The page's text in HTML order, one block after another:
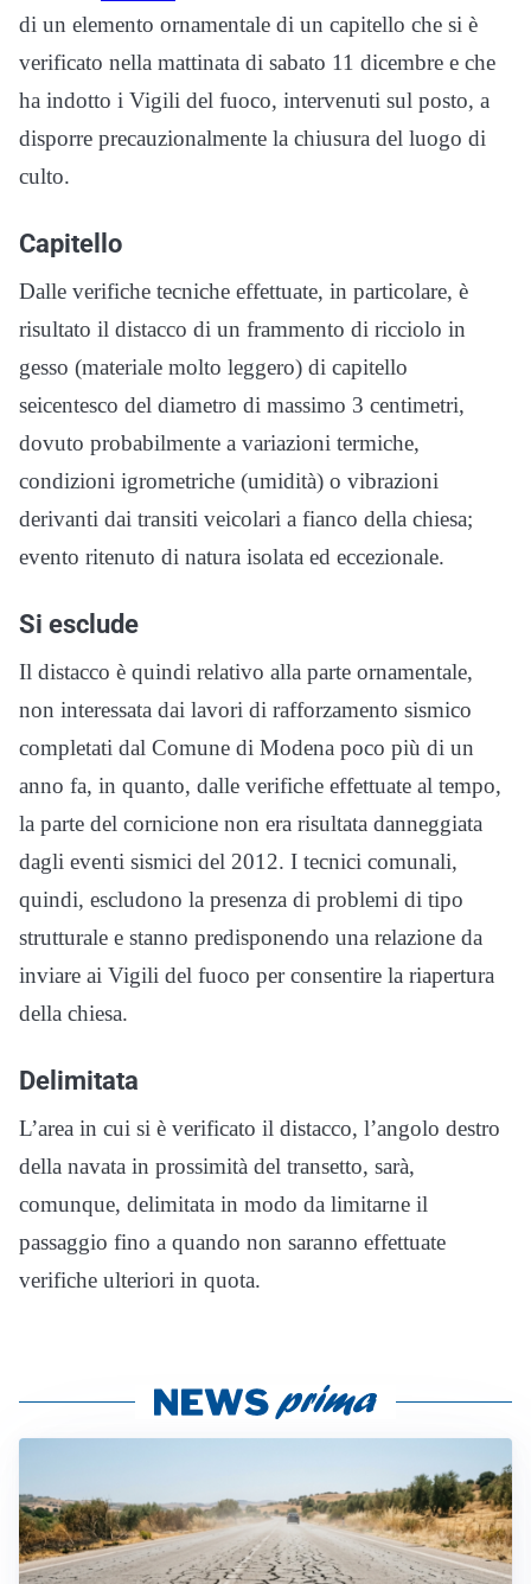
di un elemento ornamentale di un capitello che si è
verificato nella mattinata di sabato 11 dicembre e che
ha indotto i Vigili del fuoco, intervenuti sul posto, a
disporre precauzionalmente la chiusura del luogo di
culto.
Capitello
Dalle verifiche tecniche effettuate, in particolare, è
risultato il distacco di un frammento di ricciolo in
gesso (materiale molto leggero) di capitello
seicentesco del diametro di massimo 3 centimetri,
dovuto probabilmente a variazioni termiche,
condizioni igrometriche (umidità) o vibrazioni
derivanti dai transiti veicolari a fianco della chiesa;
evento ritenuto di natura isolata ed eccezionale.
Si esclude
Il distacco è quindi relativo alla parte ornamentale,
non interessata dai lavori di rafforzamento sismico
completati dal Comune di Modena poco più di un
anno fa, in quanto, dalle verifiche effettuate al tempo,
la parte del cornicione non era risultata danneggiata
dagli eventi sismici del 2012. I tecnici comunali,
quindi, escludono la presenza di problemi di tipo
strutturale e stanno predisponendo una relazione da
inviare ai Vigili del fuoco per consentire la riapertura
della chiesa.
Delimitata
L’area in cui si è verificato il distacco, l’angolo destro
della navata in prossimità del transetto, sarà,
comunque, delimitata in modo da limitarne il
passaggio fino a quando non saranno effettuate
verifiche ulteriori in quota.